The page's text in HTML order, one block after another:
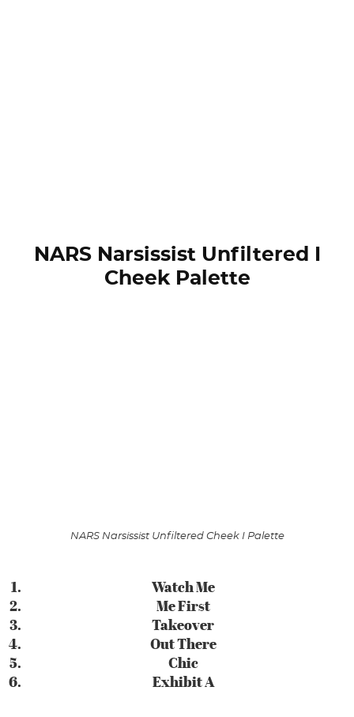
NARS Narsissist Unfiltered I
Cheek Palette
NARS Narsissist Unfiltered Cheek I Palette
Watch Me
Me First
Takeover
Out There
Chic
Exhibit A